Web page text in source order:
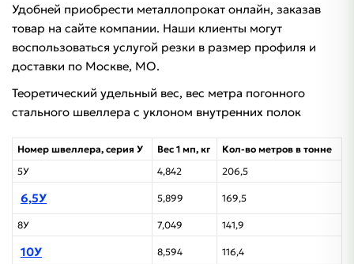
Удобней приобрести металлопрокат онлайн, заказав
товар на сайте компании. Наши клиенты могут
воспользоваться услугой резки в размер профиля и
доставки по Москве, МО.
Теоретический удельный вес, вес метра погонного
стального швеллера с уклоном внутренних полок
Номер швеллера, серия У Вес 1 мп, кг
Кол-во метров в тонне
5У
4,842 206,5
6,5У 5,899 169,5
8У 7,049 141,9
10У 8,594 116,4